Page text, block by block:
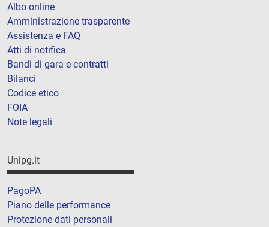
Albo online
Amministrazione trasparente
Assistenza e FAQ
Atti di notifica
Bandi di gara e contratti
Bilanci
Codice etico
FOIA
Note legali
Unipg.it
PagoPA
Piano delle performance
Protezione dati personali